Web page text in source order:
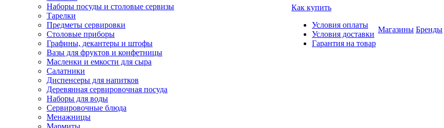
Наборы посуды и столовые сервизы
Тарелки
Предметы сервировки
Столовые приборы
Графины, декантеры и штофы
Вазы для фруктов и конфетницы
Масленки и емкости для сыра
Салатники
Диспенсеры для напитков
Деревянная сервировочная посуда
Наборы для воды
Сервировочные блюда
Менажницы
Мармиты
Как купить
Условия оплаты
Условия доставки
Гарантия на товар
Магазины Бренды